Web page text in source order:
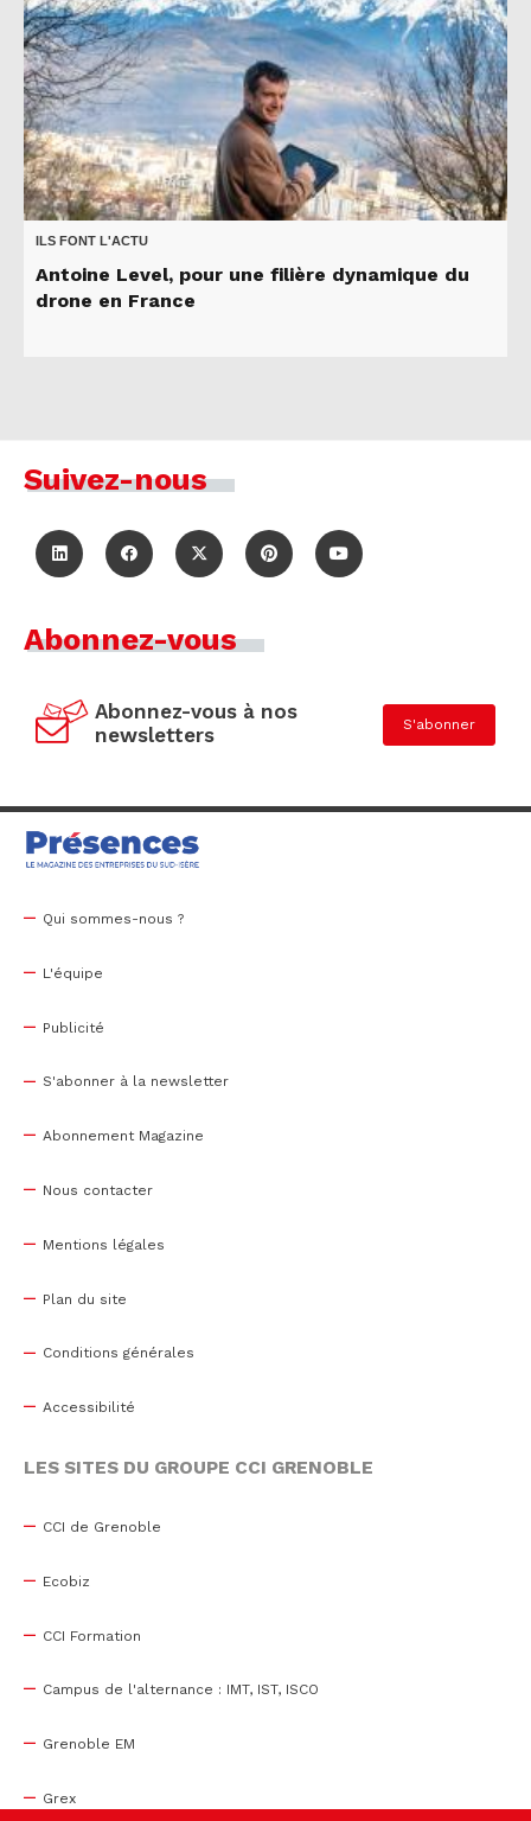
ILS FONT L'ACTU
Antoine Level, pour une filière dynamique du
drone en France
Suivez-nous
Abonnez-vous
Abonnez-vous à nos
newsletters
S'abonner
Qui sommes-nous ?
L'équipe
Publicité
S'abonner à la newsletter
Abonnement Magazine
Nous contacter
Mentions légales
Plan du site
Conditions générales
Accessibilité
LES SITES DU GROUPE CCI GRENOBLE
CCI de Grenoble
Ecobiz
CCI Formation
Campus de l'alternance : IMT, IST, ISCO
Grenoble EM
Grex